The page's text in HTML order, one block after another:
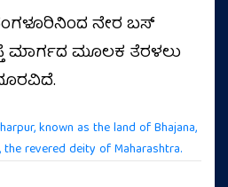
ನೇರ ಬಸ್
ಮಾರ್ಗದ ಮೂಲಕ ತೆರಳಲು
known as the land of Bhajana,
revered deity of Maharashtra.